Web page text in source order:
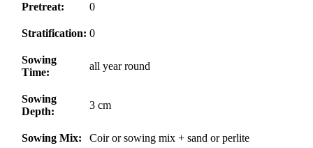
Pretreat: 0
Stratification: 0
Sowing
Time:
all year round
Sowing
Depth:
3 cm
Sowing Mix: Coir or sowing mix + sand or perlite